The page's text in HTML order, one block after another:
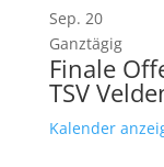
Sep. 20
Ganztägig
Finale
TSV
Kalender